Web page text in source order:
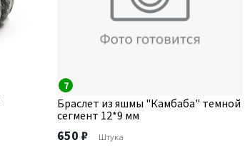
7
Браслет из яшмы "Камбаба" темной
сегмент 12*9 мм
650 ₽ Штука